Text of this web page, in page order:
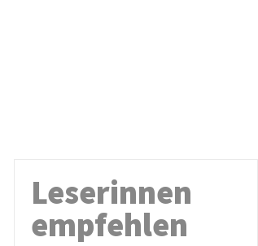
Leserinnen
empfehlen